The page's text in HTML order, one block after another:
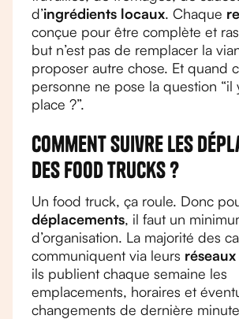
d’ingrédients locaux. Chaque
conçue pour être complète et
but n’est pas de remplacer la
proposer autre chose. Et quand
personne ne pose la question “il
place ?”.
Comment suivre les
des food trucks ?
Un food truck, ça roule. Donc
déplacements, il faut un
d’organisation. La majorité des
communiquent via leurs
ils publient chaque semaine les
emplacements, horaires et
changements de dernière